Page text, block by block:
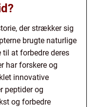
der strækker sig
brugte naturlige
at forbedre deres
har forskere og
innovative
peptider og
og forbedre